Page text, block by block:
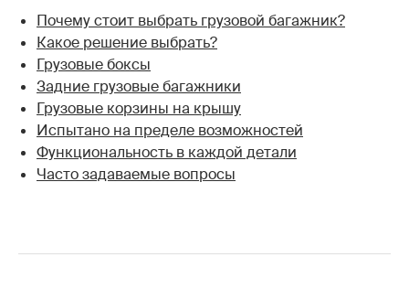
Почему стоит выбрать грузовой багажник?
Какое решение выбрать?
Грузовые боксы
Задние грузовые багажники
Грузовые корзины на крышу
Испытано на пределе возможностей
Функциональность в каждой детали
Часто задаваемые вопросы